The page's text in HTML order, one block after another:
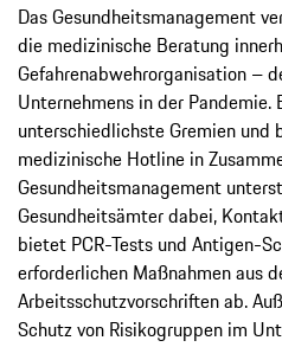
Das Gesundheitsmanagement
die medizinische Beratung
Gefahrenabwehrorganisation –
Unternehmens in der
unterschiedlichste Gremien
medizinische Hotline in
Gesundheitsmanagement
Gesundheitsämter dabei,
bietet PCR-Tests und Antigen-
erforderlichen Maßnahmen aus
Arbeitsschutzvorschriften ab.
Schutz von Risikogruppen im